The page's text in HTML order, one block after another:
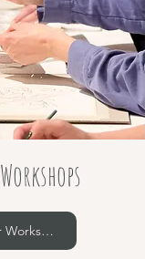
Workshops
Watercolor Workshops